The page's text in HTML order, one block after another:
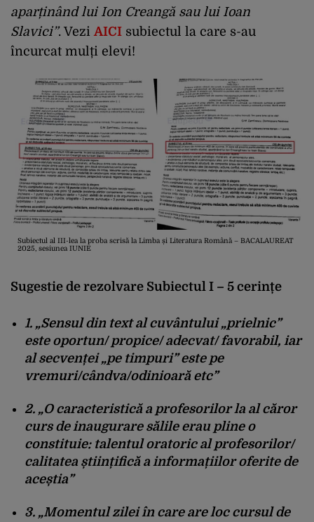
aparținând lui Ion Creangă sau lui Ioan
Slavici”. Vezi AICI subiectul la care s-au
încurcat mulți elevi!
Subiectul al III-lea la proba scrisă la Limba și Literatura Română – BACALAUREAT
2025, sesiunea IUNIE
Sugestie de rezolvare Subiectul I – 5 cerințe
1. „Sensul din text al cuvântului „prielnic”
este oportun/ propice/ adecvat/ favorabil, iar
al secvenței „pe timpuri” este pe
vremuri/cândva/odinioară etc”
2. „O caracteristică a profesorilor la al căror
curs de inaugurare sălile erau pline o
constituie: talentul oratoric al profesorilor/
calitatea științifică a informațiilor oferite de
aceștia”
3. „Momentul zilei în care are loc cursul de